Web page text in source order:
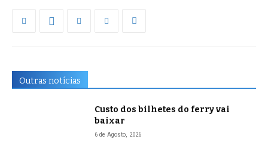
Outras notícias
Custo dos bilhetes do ferry vai
baixar
6 de Agosto, 2026